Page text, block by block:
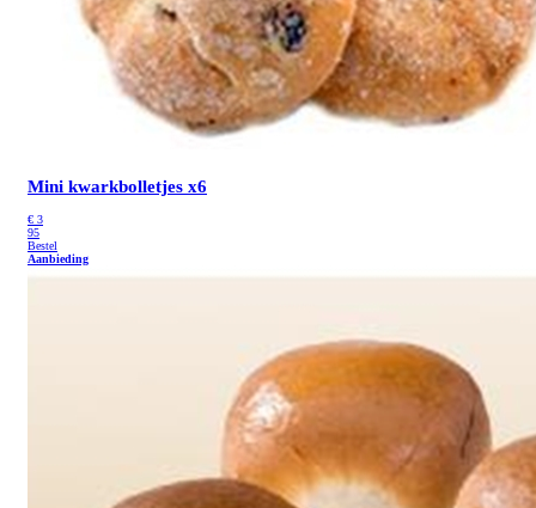
Mini kwarkbolletjes x6
€ 3
95
Bestel
Aanbieding